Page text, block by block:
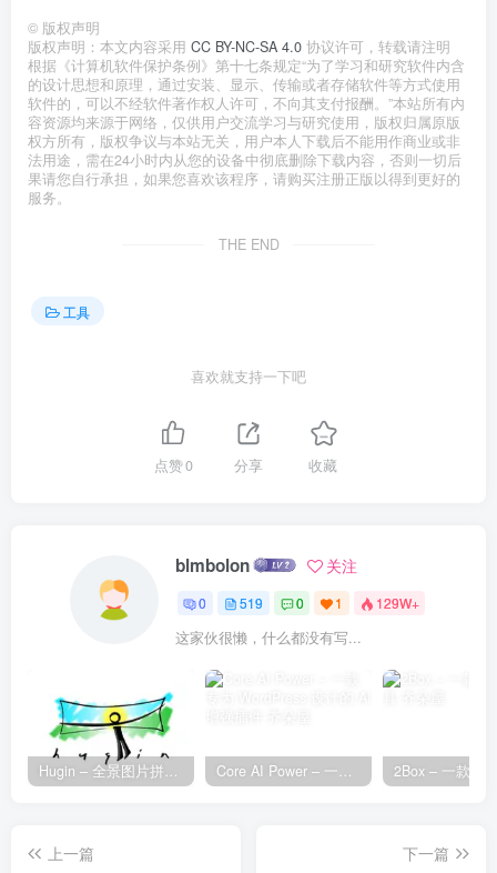
© 版权声明
版权声明：本文内容采用 CC BY-NC-SA 4.0 协议许可，转载请注明
根据《计算机软件保护条例》第十七条规定“为了学习和研究软件内含
的设计思想和原理，通过安装、显示、传输或者存储软件等方式使用
软件的，可以不经软件著作权人许可，不向其支付报酬。”本站所有内
容资源均来源于网络，仅供用户交流学习与研究使用，版权归属原版
权方所有，版权争议与本站无关，用户本人下载后不能用作商业或非
法用途，需在24小时内从您的设备中彻底删除下载内容，否则一切后
果请您自行承担，如果您喜欢该程序，请购买注册正版以得到更好的
服务。
THE END
工具
喜欢就支持一下吧
点赞0 分享 收藏
blmbolon 关注
0 519 0 1 129W+
这家伙很懒，什么都没有写...
Hugin – 全景图片拼接工具 Core AI Power – 一款专为 WordPress 设计的 AI 增强插件
上一篇
下一篇